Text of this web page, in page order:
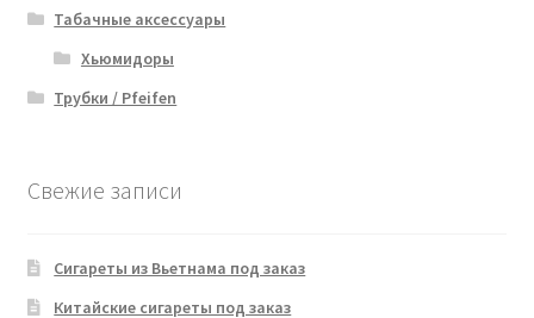
Табачные аксессуары
Хьюмидоры
Трубки / Pfeifen
Свежие записи
Сигареты из Вьетнама под заказ
Китайские сигареты под заказ